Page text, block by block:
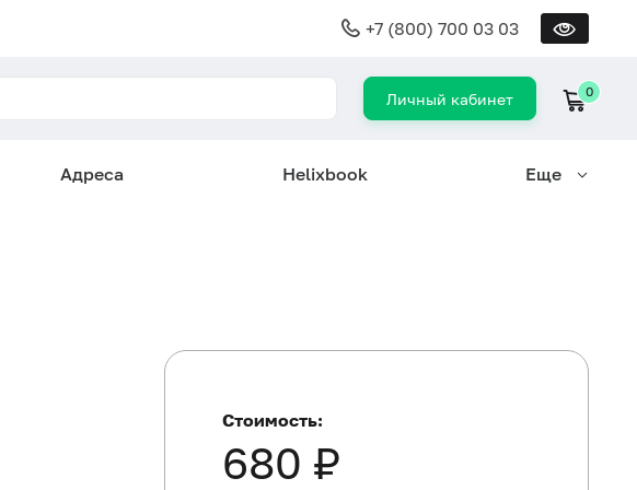
+7 (800) 700 03 03
Личный кабинет 0
Адреса Helixbook Еще
Стоимость:
680 ₽